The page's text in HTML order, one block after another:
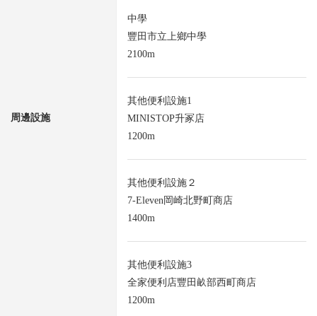
周邊設施
中學
豐田市立上鄉中學
2100m
其他便利設施1
MINISTOP升冢店
1200m
其他便利設施２
7-Eleven岡崎北野町商店
1400m
其他便利設施3
全家便利店豐田畝部西町商店
1200m